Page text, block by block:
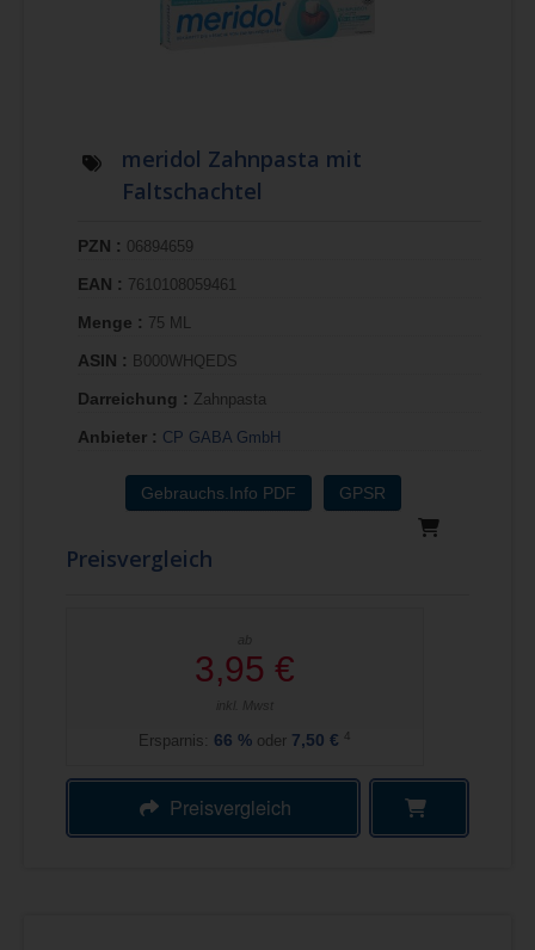
meridol Zahnpasta mit
Faltschachtel
PZN : 06894659
EAN : 7610108059461
Menge : 75 ML
ASIN : B000WHQEDS
Darreichung : Zahnpasta
Anbieter : CP GABA GmbH
Gebrauchs.Info PDF GPSR
Preisvergleich
ab
3,95 €
inkl. Mwst
Ersparnis: 66 % oder 7,50 € 4
Preisvergleich